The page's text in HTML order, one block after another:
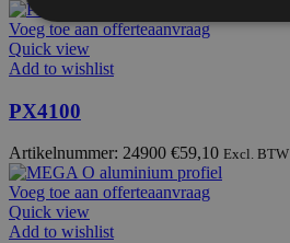
Voeg toe aan offerteaanvraag
Quick view
Add to wishlist
PX4100
Artikelnummer: 24900 €59,10 Excl. BTW
Voeg toe aan offerteaanvraag
Quick view
Add to wishlist